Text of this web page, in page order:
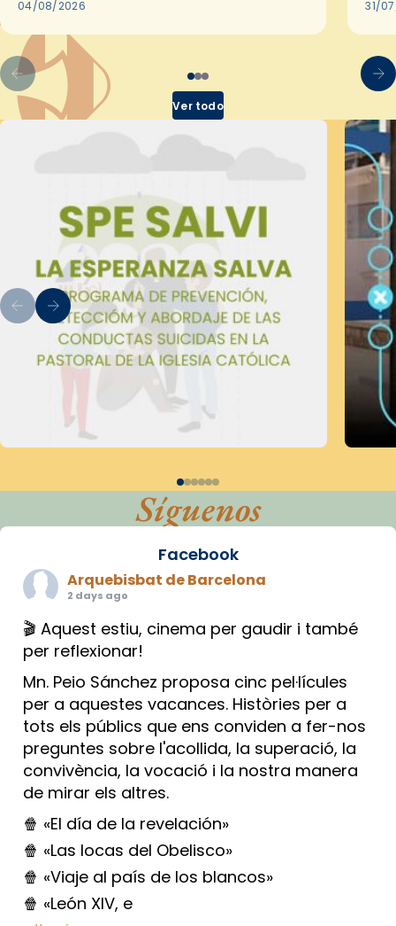
04/08/2026 31/
Ver todo
Síguenos
Facebook
Arquebisbat de Barcelona
2 days ago
🎬 Aquest estiu, cinema per gaudir i també
per reflexionar!
Mn. Peio Sánchez proposa cinc pel·lícules
per a aquestes vacances. Històries per a
tots els públics que ens conviden a fer-nos
preguntes sobre l'acollida, la superació, la
convivència, la vocació i la nostra manera
de mirar els altres.
🍿 «El día de la revelación»
🍿 «Las locas del Obelisco»
🍿 «Viaje al país de los blancos»
🍿 «León XIV, e